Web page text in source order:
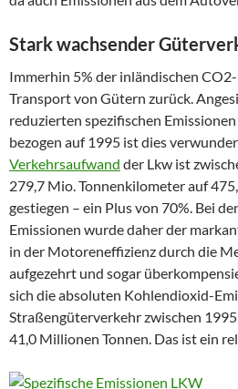
Stark wachsender
Immerhin 5% der inländischen
Transport von Gütern zurück.
reduzierten spezifischen
bezogen auf 1995 ist dies
Verkehrsaufwand der Lkw ist
279,7 Mio. Tonnenkilometer auf
gestiegen – ein Plus von 70%. Bei
Emissionen wurde daher der
in der Motoreneffizienz durch die
aufgezehrt und sogar
sich die absoluten Kohlendioxid-
Straßengüterverkehr zwischen
41,0 Millionen Tonnen. Das ist ein